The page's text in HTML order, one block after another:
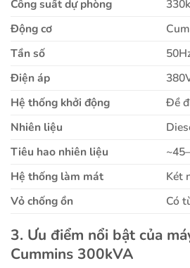
Công suất dự phòng
Động cơ
Tần số
Điện áp
Hệ thống khởi động
Đề
Nhiên liệu
Tiêu hao nhiên liệu
Hệ thống làm mát
Két
Vỏ chống ồn
Có
3. Ưu điểm nổi bật của
Cummins 300kVA